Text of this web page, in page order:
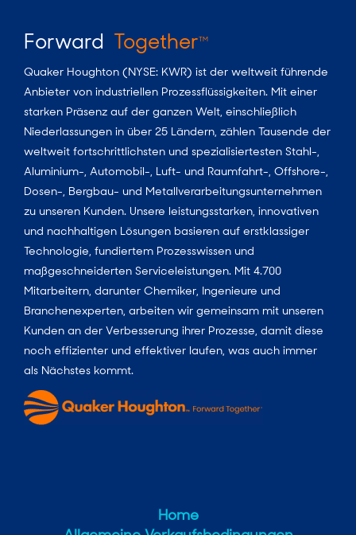
Forward TogetherTM
Quaker Houghton (NYSE: KWR) ist der weltweit führende
Anbieter von industriellen Prozessflüssigkeiten. Mit einer
starken Präsenz auf der ganzen Welt, einschließlich
Niederlassungen in über 25 Ländern, zählen Tausende der
weltweit fortschrittlichsten und spezialisiertesten Stahl-,
Aluminium-, Automobil-, Luft- und Raumfahrt-, Offshore-,
Dosen-, Bergbau- und Metallverarbeitungsunternehmen
zu unseren Kunden. Unsere leistungsstarken, innovativen
und nachhaltigen Lösungen basieren auf erstklassiger
Technologie, fundiertem Prozesswissen und
maßgeschneiderten Serviceleistungen. Mit 4.700
Mitarbeitern, darunter Chemiker, Ingenieure und
Branchenexperten, arbeiten wir gemeinsam mit unseren
Kunden an der Verbesserung ihrer Prozesse, damit diese
noch effizienter und effektiver laufen, was auch immer
als Nächstes kommt.
Home